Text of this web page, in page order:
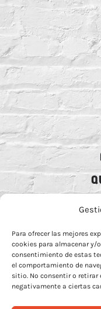
Para ofrecer las mejores
cookies para almacenar y/
consentimiento de estas
el comportamiento de
sitio. No consentir o retirar
negativamente a ciertas